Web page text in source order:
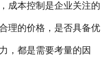
本控制是企业关注的
理的价格，是否具备优
，都是需要考量的因